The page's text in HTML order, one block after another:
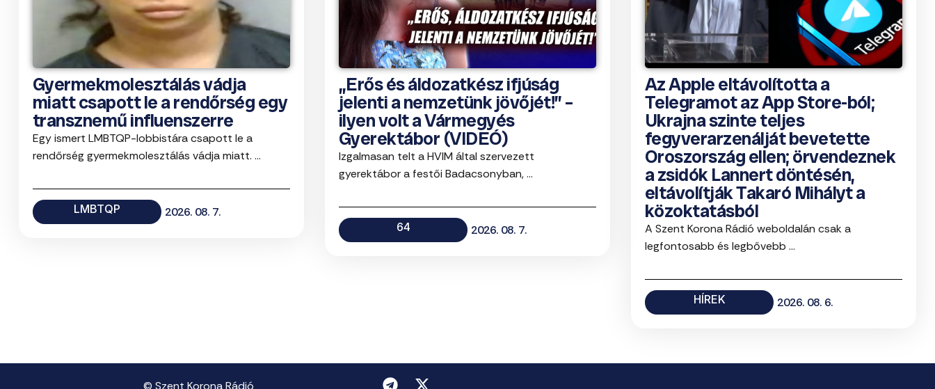
Gyermekmolesztálás vádja
miatt csapott le a rendőrség egy
transznemű influenszerre
Egy ismert LMBTQP-lobbistára csapott le a
rendőrség gyermekmolesztálás vádja miatt. ...
LMBTQP 2026. 08. 7.
„Erős és áldozatkész ifjúság
jelenti a nemzetünk jövőjét!” –
ilyen volt a Vármegyés
Gyerektábor (VIDEÓ)
Izgalmasan telt a HVIM által szervezett
gyerektábor a festői Badacsonyban, ...
64 2026. 08. 7.
Az Apple eltávolította a
Telegramot az App Store-ból;
Ukrajna szinte teljes
fegyverarzenálját bevetette
Oroszország ellen; örvendeznek
a zsidók Lannert döntésén,
eltávolítják Takaró Mihályt a
közoktatásból
A Szent Korona Rádió weboldalán csak a
legfontosabb és legbővebb ...
HÍREK 2026. 08. 6.
© Szent Korona Rádió